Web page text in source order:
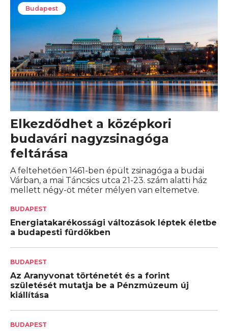
Budapest
Elkezdődhet a középkori
budavári nagyzsinagóga
feltárása
A feltehetően 1461-ben épült zsinagóga a budai
Várban, a mai Táncsics utca 21-23. szám alatti ház
mellett négy-öt méter mélyen van eltemetve.
BUDAPEST
Energiatakarékossági változások léptek életbe
a budapesti fürdőkben
BUDAPEST
Az Aranyvonat történetét és a forint
születését mutatja be a Pénzmúzeum új
kiállítása
BUDAPEST